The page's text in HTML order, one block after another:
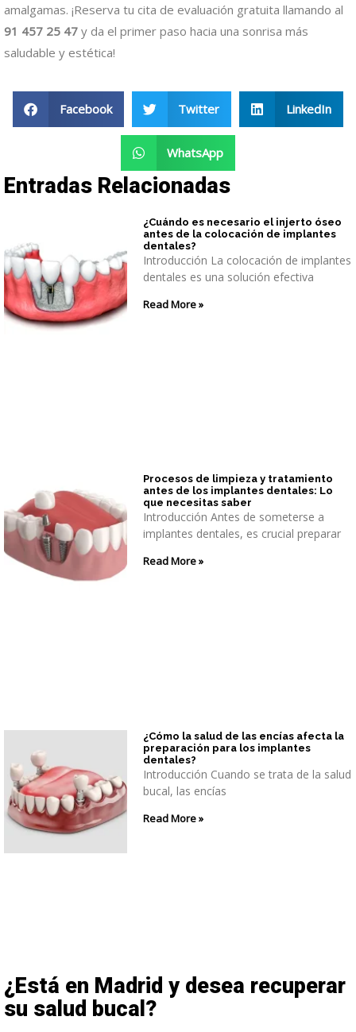
amalgamas. ¡Reserva tu cita de evaluación gratuita llamando al
91 457 25 47 y da el primer paso hacia una sonrisa más
saludable y estética!
Facebook Twitter LinkedIn
WhatsApp
Entradas Relacionadas
¿Cuándo es necesario el injerto óseo
antes de la colocación de implantes
dentales?
Introducción La colocación de implantes
dentales es una solución efectiva
Read More »
Procesos de limpieza y tratamiento
antes de los implantes dentales: Lo
que necesitas saber
Introducción Antes de someterse a
implantes dentales, es crucial preparar
Read More »
¿Cómo la salud de las encías afecta la
preparación para los implantes
dentales?
Introducción Cuando se trata de la salud
bucal, las encías
Read More »
¿Está en Madrid y desea recuperar
su salud bucal?